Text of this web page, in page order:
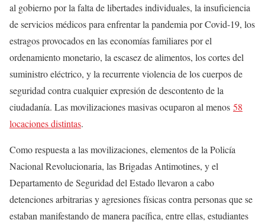
al gobierno por la falta de libertades individuales, la insuficiencia
de servicios médicos para enfrentar la pandemia por Covid-19, los
estragos provocados en las economías familiares por el
ordenamiento monetario, la escasez de alimentos, los cortes del
suministro eléctrico, y la recurrente violencia de los cuerpos de
seguridad contra cualquier expresión de descontento de la
ciudadanía. Las movilizaciones masivas ocuparon al menos 58
locaciones distintas.
Como respuesta a las movilizaciones, elementos de la Policía
Nacional Revolucionaria, las Brigadas Antimotines, y el
Departamento de Seguridad del Estado llevaron a cabo
detenciones arbitrarias y agresiones físicas contra personas que se
estaban manifestando de manera pacífica, entre ellas, estudiantes